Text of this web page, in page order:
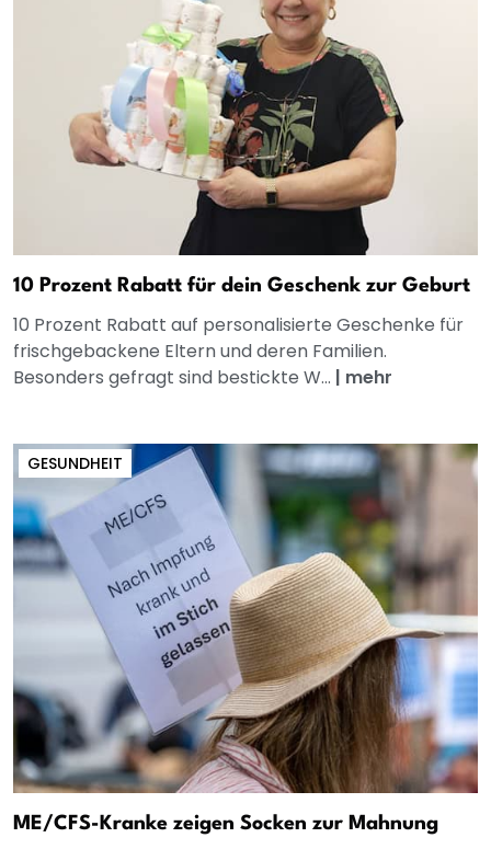
10 Prozent Rabatt für dein Geschenk zur Geburt
10 Prozent Rabatt auf personalisierte Geschenke für
frischgebackene Eltern und deren Familien.
Besonders gefragt sind bestickte W... | mehr
GESUNDHEIT
ME/CFS-Kranke zeigen Socken zur Mahnung